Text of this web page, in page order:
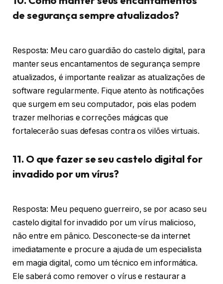
de segurança sempre atualizados?
Resposta: Meu caro guardião do castelo digital, para
manter seus encantamentos de segurança sempre
atualizados, é importante realizar as atualizações de
software regularmente. Fique atento às notificações
que surgem em seu computador, pois elas podem
trazer melhorias e correções mágicas que
fortalecerão suas defesas contra os vilões virtuais.
11. O que fazer se seu castelo digital for
invadido por um vírus?
Resposta: Meu pequeno guerreiro, se por acaso seu
castelo digital for invadido por um vírus malicioso,
não entre em pânico. Desconecte-se da internet
imediatamente e procure a ajuda de um especialista
em magia digital, como um técnico em informática.
Ele saberá como remover o vírus e restaurar a